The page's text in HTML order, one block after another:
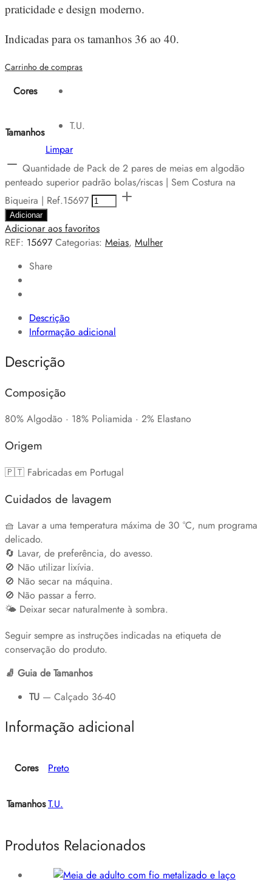
praticidade e design moderno.
Indicadas para os tamanhos 36 ao 40.
Carrinho de compras
Cores
Tamanhos
T.U.
Limpar
Quantidade de Pack de 2 pares de meias em algodão
penteado superior padrão bolas/riscas | Sem Costura na
Biqueira | Ref.15697
Adicionar
Adicionar aos favoritos
REF: 15697 Categorias: Meias, Mulher
Share
Descrição
Informação adicional
Descrição
Composição
80% Algodão · 18% Poliamida · 2% Elastano
Origem
🇵🇹 Fabricadas em Portugal
Cuidados de lavagem
🧺 Lavar a uma temperatura máxima de 30 °C, num programa
delicado.
🔄 Lavar, de preferência, do avesso.
🚫 Não utilizar lixívia.
🚫 Não secar na máquina.
🚫 Não passar a ferro.
🌤️ Deixar secar naturalmente à sombra.
Seguir sempre as instruções indicadas na etiqueta de
conservação do produto.
🧦 Guia de Tamanhos
TU — Calçado 36-40
Informação adicional
Cores Preto
TamanhosT.U.
Produtos Relacionados